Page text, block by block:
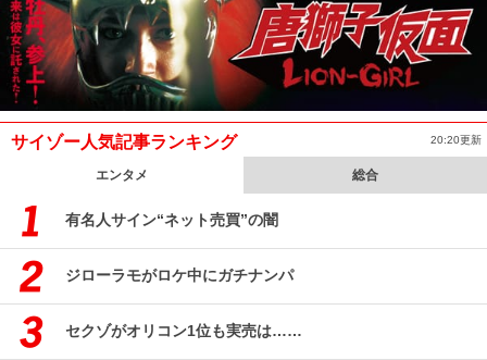
サイゾー人気記事ランキング 20:20更新
エンタメ 総合
有名人サイン“ネット売買”の闇
ジローラモがロケ中にガチナンパ
セクゾがオリコン1位も実売は……